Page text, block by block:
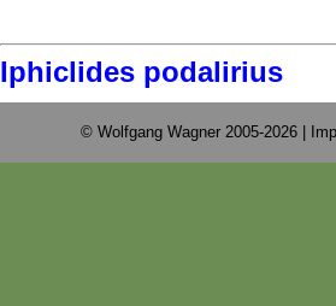
Iphiclides podalirius
© Wolfgang Wagner 2005-2026 |